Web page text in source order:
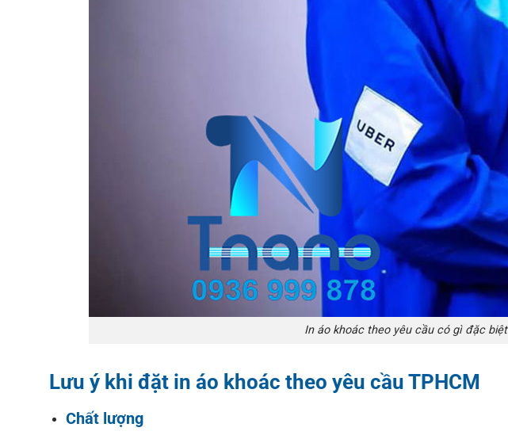
In áo khoác theo yêu cầu có gì đặc biệt
Lưu ý khi đặt in áo khoác theo yêu cầu TPHCM
Chất lượng